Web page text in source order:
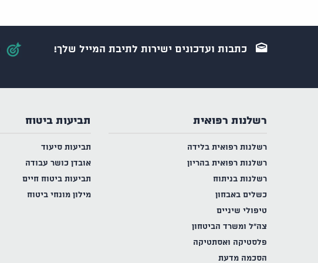
כתבות ועדכונים ישירות לתיבת המייל שלך!
רשלנות רפואית
רשלנות רפואית בלידה
רשלנות רפואית בהריון
רשלנות בניתוח
כשלים באבחון
טיפולי שיניים
צה"ל ומשרד הביטחון
פלסטיקה ואסתטיקה
הסכמה מדעת
תביעות ביטוח
תביעות סיעוד
אובדן כושר עבודה
תביעות ביטוח חיים
מילון מונחי ביטוח